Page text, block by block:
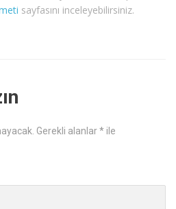
sayfasını inceleyebilirsiniz.
Gerekli alanlar* ile